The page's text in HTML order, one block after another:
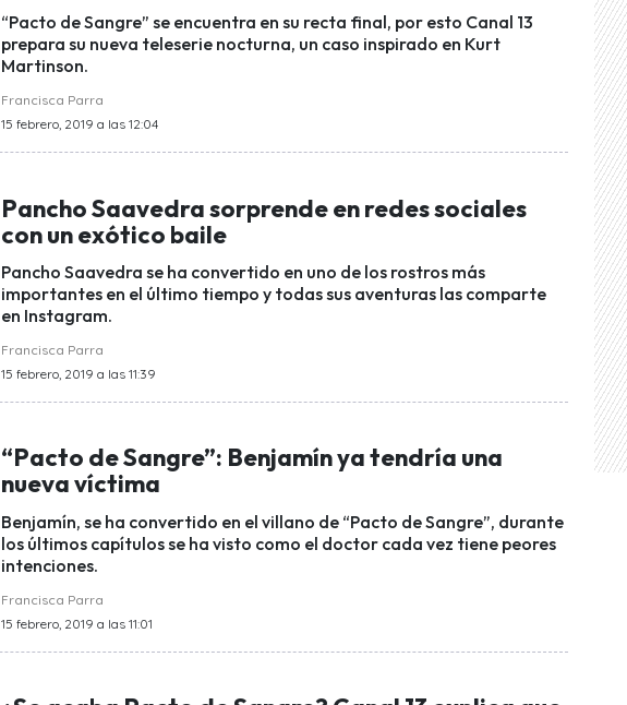
“Pacto de Sangre” se encuentra en su recta final, por esto Canal 13
prepara su nueva teleserie nocturna, un caso inspirado en Kurt
Martinson.
Francisca Parra
15 febrero, 2019 a las 12:04
Pancho Saavedra sorprende en redes sociales
con un exótico baile
Pancho Saavedra se ha convertido en uno de los rostros más
importantes en el último tiempo y todas sus aventuras las comparte
en Instagram.
Francisca Parra
15 febrero, 2019 a las 11:39
“Pacto de Sangre”: Benjamín ya tendría una
nueva víctima
Benjamín, se ha convertido en el villano de “Pacto de Sangre”, durante
los últimos capítulos se ha visto como el doctor cada vez tiene peores
intenciones.
Francisca Parra
15 febrero, 2019 a las 11:01